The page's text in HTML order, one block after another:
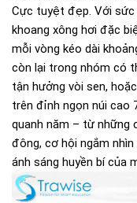
Cực tuyệt đẹp. Với
khoang xông hơi đặc
mỗi vòng kéo dài
còn lại trong nhóm có
tận hưởng vòi sen,
trên đỉnh ngọn núi cao
quanh năm – từ những
đông, cơ hội ngắm
ánh sáng huyền bí của